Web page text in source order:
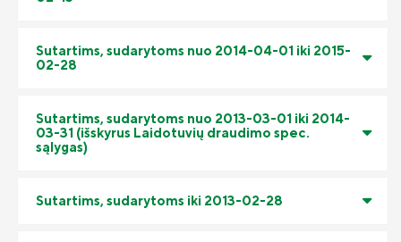
Sutartims, sudarytoms nuo 2014-04-01 iki 2015-
02-28
Sutartims, sudarytoms nuo 2013-03-01 iki 2014-
03-31 (išskyrus Laidotuvių draudimo spec.
sąlygas)
Sutartims, sudarytoms iki 2013-02-28